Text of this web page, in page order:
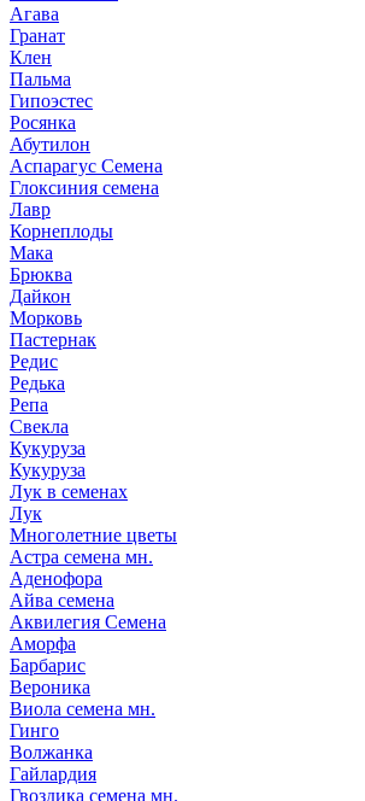
Агава
Гранат
Клен
Пальма
Гипоэстес
Росянка
Абутилон
Аспарагус Семена
Глоксиния семена
Лавр
Корнеплоды
Мака
Брюква
Дайкон
Морковь
Пастернак
Редис
Редька
Репа
Свекла
Кукуруза
Кукуруза
Лук в семенах
Лук
Многолетние цветы
Астра семена мн.
Аденофора
Айва семена
Аквилегия Семена
Аморфа
Барбарис
Вероника
Виола семена мн.
Гинго
Волжанка
Гайлардия
Гвоздика семена мн.